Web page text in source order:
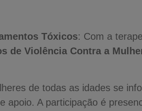
Tóxicos: Com a
de Violência Contra a
de todas as idades se
apoio. A participação é